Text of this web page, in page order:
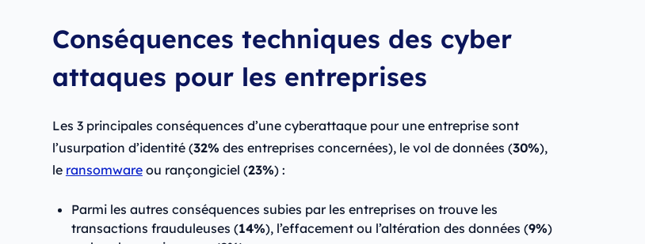
Conséquences techniques des cyber
attaques pour les entreprises
Les 3 principales conséquences d’une cyberattaque pour une entreprise sont
l’usurpation d’identité (32% des entreprises concernées), le vol de données (30%),
le ransomwareou rançongiciel (23%) :
Parmi les autres conséquences subies par les entreprises on trouve les
transactions frauduleuses (14%), l’effacement ou l’altération des données (9%)